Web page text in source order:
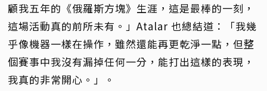
顧我五年的《俄羅斯方塊》生涯，這是最棒的一刻，
這場活動真的前所未有。」Atalar 也總結道：「我幾
乎像機器一樣在操作，雖然還能再更乾淨一點，但整
個賽事中我沒有漏掉任何一分，能打出這樣的表現，
我真的非常開心。」。